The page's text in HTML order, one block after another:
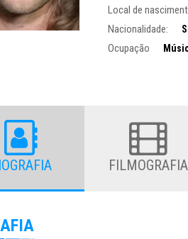
Local de
Nacionalidade:
Ocupação
FILMOGRAFIA